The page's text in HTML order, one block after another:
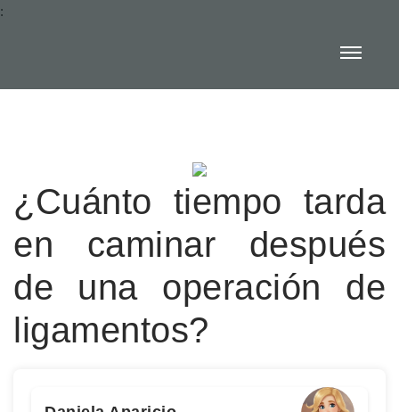
:
¿Cuánto tiempo tarda
en caminar después
de una operación de
ligamentos?